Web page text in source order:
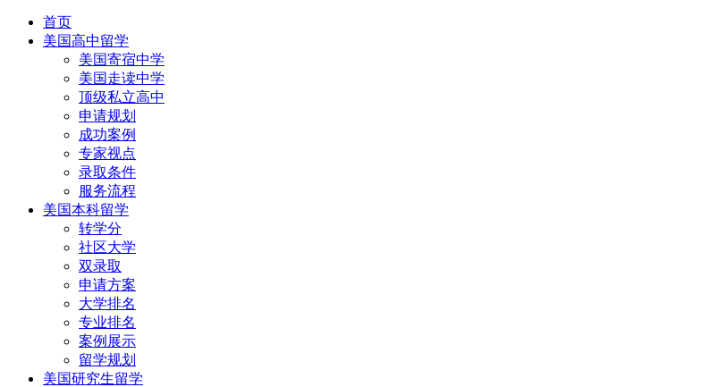
首页
美国高中留学
美国寄宿中学
美国走读中学
顶级私立高中
申请规划
成功案例
专家视点
录取条件
服务流程
美国本科留学
转学分
社区大学
双录取
申请方案
大学排名
专业排名
案例展示
留学规划
美国研究生留学